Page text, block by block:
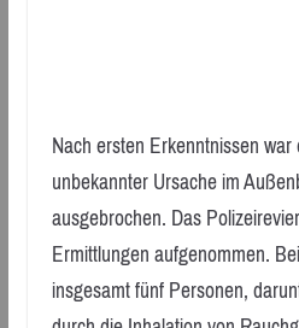
Nach ersten Erkenntnissen
unbekannter Ursache im
ausgebrochen. Das
Ermittlungen aufgenommen.
insgesamt fünf Personen,